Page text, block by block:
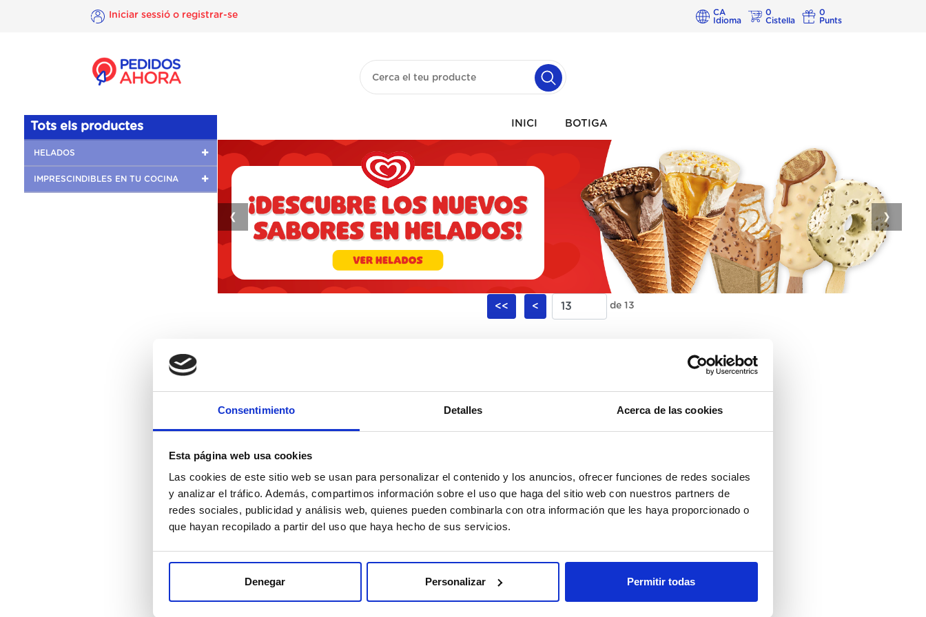
Consentimiento Detalles Acerca de las cookies
Esta página web usa cookies
Las cookies de este sitio web se usan para personalizar el contenido y los anuncios, ofrecer funciones de redes sociales
y analizar el tráfico. Además, compartimos información sobre el uso que haga del sitio web con nuestros partners de
redes sociales, publicidad y análisis web, quienes pueden combinarla con otra información que les haya proporcionado o
que hayan recopilado a partir del uso que haya hecho de sus servicios.
Denegar Personalizar Permitir todas
Iniciar sessió o registrar-se
CA
Idioma
0
Cistella
0
Punts
Tots els productes
HELADOS
IMPRESCINDIBLES EN TU COCINA
INICI BOTIGA
❮ ❯
<< < de 13
68837782
Carte d’Or Panna Cotta
Deshidratada sin gluten Caja
520GR